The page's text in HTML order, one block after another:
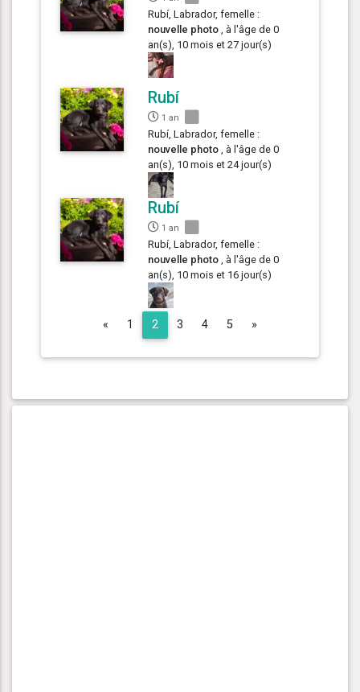
Rubí, Labrador, femelle :
nouvelle photo , à l'âge de 0
an(s), 10 mois et 27 jour(s)
Rubí
1 an
Rubí, Labrador, femelle :
nouvelle photo , à l'âge de 0
an(s), 10 mois et 24 jour(s)
Rubí
1 an
Rubí, Labrador, femelle :
nouvelle photo , à l'âge de 0
an(s), 10 mois et 16 jour(s)
« Previous
1 2 3 4 5 »